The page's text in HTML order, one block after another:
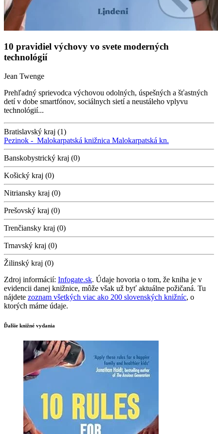
10 pravidiel výchovy vo svete moderných
technológií
Jean Twenge
Prehľadný sprievodca výchovou odolných, úspešných a šťastných
detí v dobe smartfónov, sociálnych sietí a neustáleho vplyvu
technológií...
Bratislavský kraj (1)
Pezinok - Malokarpatská knižnica Malokarpatská kn.
Banskobystrický kraj (0)
Košický kraj (0)
Nitriansky kraj (0)
Prešovský kraj (0)
Trenčiansky kraj (0)
Trnavský kraj (0)
Žilinský kraj (0)
Zdroj informácií: Infogate.sk. Údaje hovoria o tom, že kniha je v
evidencii danej knižnice, môže však už byť aktuálne požičaná. Tu
nájdete zoznam všetkých viac ako 200 slovenských knižníc, o
ktorých máme údaje.
Ďalšie knižné vydania